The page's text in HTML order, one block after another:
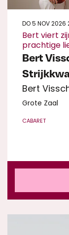
Bert
Bert
Bert viert
prachtige
DO 5 NOV 2026
Grote Zaal
CABARET